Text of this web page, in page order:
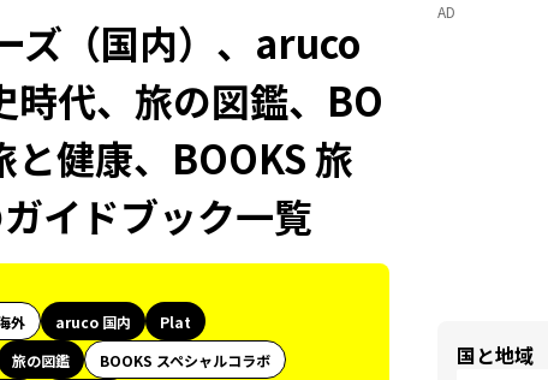
ズ（国内）、aruco
代、旅の図鑑、BO
と健康、BOOKS 旅
イドブック一覧
外 aruco 国内
Plat
旅の図鑑
BOOKS スペシャルコラボ
AD
国と地域